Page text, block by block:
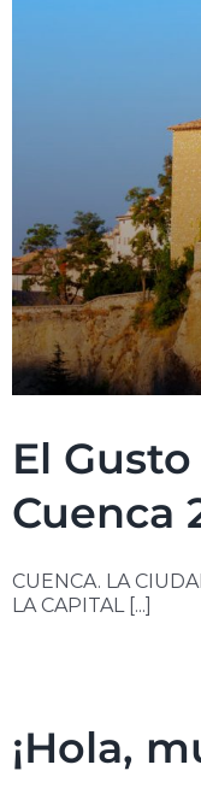
El
Cuenca
CUENCA. LA
LA CAPITAL [...]
¡Hola,